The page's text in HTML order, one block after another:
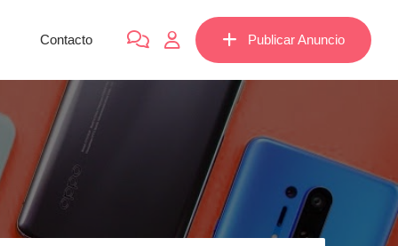
Publicar Anuncio
Contacto